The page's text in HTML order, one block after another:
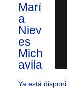
Marí
a
Niev
es
Mich
avila
Ya está